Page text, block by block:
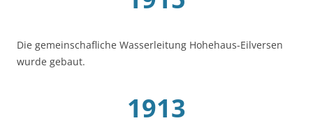
Die gemeinschafliche Wasserleitung Hohehaus-Eilversen
wurde gebaut.
1913